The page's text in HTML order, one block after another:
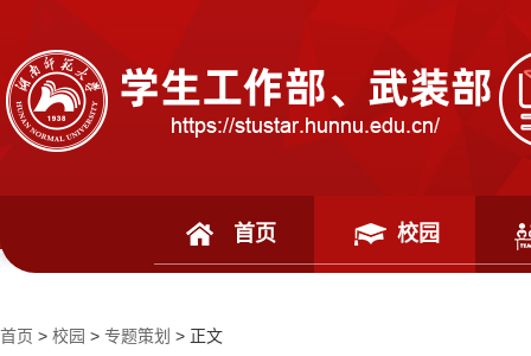
首页 校园
首页 > 校园 > 专题策划 > 正文